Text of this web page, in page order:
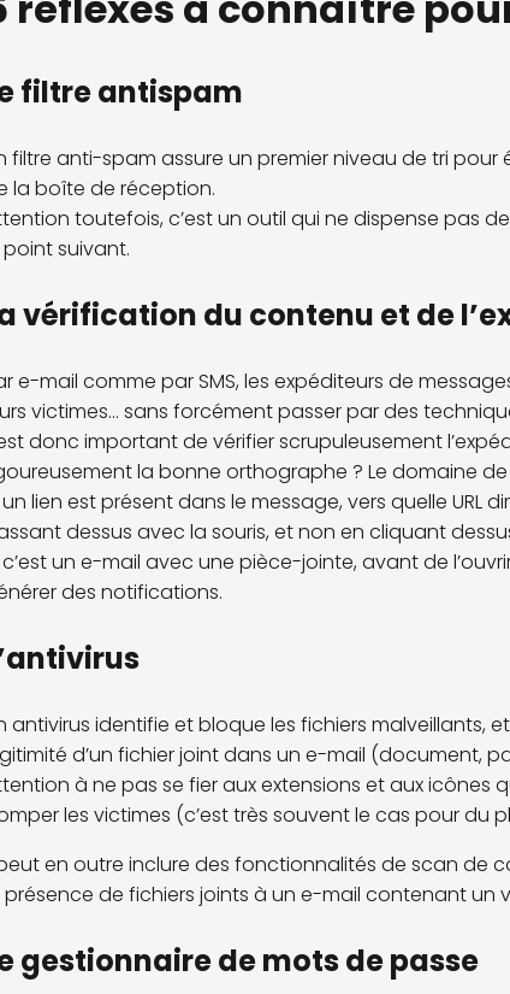
filtre antispam
filtre anti-spam assure un premier niveau de tri
la boîte de réception.
toutefois, c’est un outil qui ne dispense pas
point suivant.
vérification du contenu et de
e-mail comme par SMS, les expéditeurs de
victimes... sans forcément passer par des
donc important de vérifier scrupuleusement
la bonne orthographe ? Le domaine
un lien est présent dans le message, vers quelle
dessus avec la souris, et non en cliquant
c’est un e-mail avec une pièce-jointe, avant de
des notifications.
antivirus identifie et bloque les fichiers malveillants,
d’un fichier joint dans un e-mail (document,
à ne pas se fier aux extensions et aux
les victimes (c’est très souvent le cas pour du
en outre inclure des fonctionnalités de scan de
présence de fichiers joints à un e-mail contenant un
gestionnaire de mots de passe